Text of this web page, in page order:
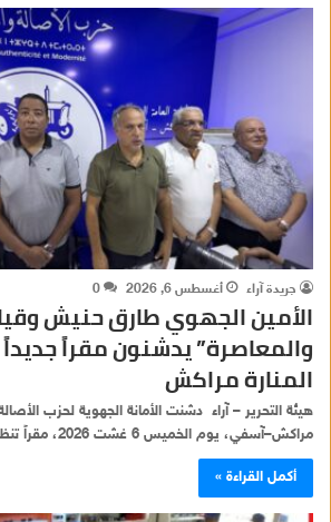
جريدة آراء أغسطس 6, 2026 0
الأمين الجهوي طارق حنيش
والمعاصرة” يدشنون مقراً
المنارة مراكش
هيئة التحرير – آراء دشنت الأمانة الجهوية لحزب
مراكش–آسفي، يوم الخميس 6 غشت 2026، مقراً تنظيمياً جديداً…
أكمل القراءة »